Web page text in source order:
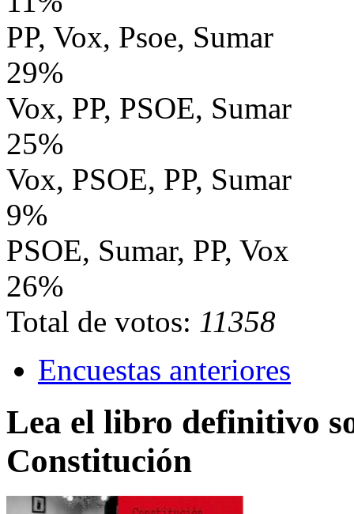
PP, Vox, Psoe, Sumar
29%
Vox, PP, PSOE, Sumar
25%
Vox, PSOE, PP, Sumar
9%
PSOE, Sumar, PP, Vox
26%
Total de votos: 11358
Encuestas anteriores
Lea el libro definitivo
Constitución